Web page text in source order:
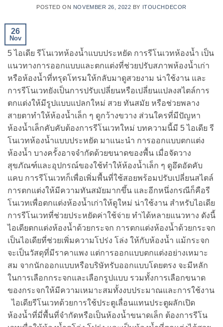
POSTED ON NOVEMBER 26, 2022 BY ITOUCHDECOR
26
Nov
5 ไอเดีย รีโนเวทห้องน้ำแบบประหยัด การรีโนเวทห้องน้ำ เป็น
แนวทางการออกแบบและตกแต่งที่ช่วยปรับสภาพห้องน้ำเก่า
หรือห้องน้ำที่ทรุดโทรมให้กลับมาดูสวยงาม น่าใช้งาน และ
การรีโนเวทยังเป็นการปรับเปลี่ยนหรือเปลี่ยนแปลงสไตล์การ
ตกแต่งให้มีรูปแบบแปลกใหม่ สวย ทันสมัย หรือช่วยพลาง
สายตาทำให้ห้องน้ำเล็ก ๆ ดูกว้างขวาง ส่วนใครที่มีปัญหา
ห้องน้ำเล็กคับคับต้องการรีโนเวทใหม่ บทความนี้มี 5 ไอเดีย รี
โนเวทห้องน้ำแบบประหยัด มาแนะนำ การออกแบบตกแต่ง
ห้องน้ำ บางครั้งอาจจำกัดด้วยขนาดของพื้น เมื่อจัดวาง
สุขภัณฑ์และอุปกรณ์ของใช้ทำให้ห้องน้ำเล็ก ๆ ดูอึดอัดคับ
แคบ การรีโนเวทก็เพื่อเพิ่มพื้นที่ใช้สอยพร้อมปรับเปลี่ยนสไตล์
การตกแต่งให้มีความทันสมัยมากขึ้น และอีกหนึ่งกรณีก็คือรี
โนเวทเพื่อตกแต่งห้องน้ำเก่าให้ดูใหม่ น่าใช้งาน สำหรับไอเดีย
การรีโนเวทที่ช่วยประหยัดค่าใช้จ่าย ทำได้หลายแนวทาง ดังนี้
ไอเดียตกแต่งห้องน้ำด้วยกระจก การตกแต่งห้องน้ำด้วยกระจก
เป็นไอเดียที่ช่วยเพิ่มความโปร่ง โล่ง ให้กับห้องน้ำ แม้กระจก
จะเป็นวัสดุที่มีราคาแพง แต่การออกแบบตกแต่งอย่างเหมาะ
สม จากนักออกแบบหรือบริษัทรับออกแบบโดยตรง จะมีหลัก
ในการเลือกกระจกและเลือกรูปแบบ รวมทั้งการเลือกขนาด
ของกระจกให้มีความเหมาะสมทั้งงบประมาณและการใช้งาน
ไอเดียรีโนเวทด้วยการใช้ประตูเลื่อนแทนประตูผลักเปิด
ห้องน้ำที่มี่พื้นที่จำกัดหรือเป็นห้องน้ำขนาดเล็ก ต้องการรีโน